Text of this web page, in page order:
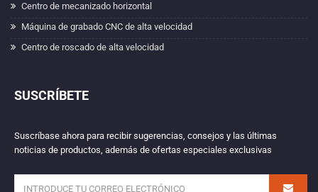
Centro de mecanizado horizontal
Máquina de grabado CNC de alta velocidad
Centro de roscado de alta velocidad
SUSCRÍBETE
Suscríbase ahora para recibir sugerencias, consejos y las últimas
noticias de productos, además de ofertas especiales exclusivas